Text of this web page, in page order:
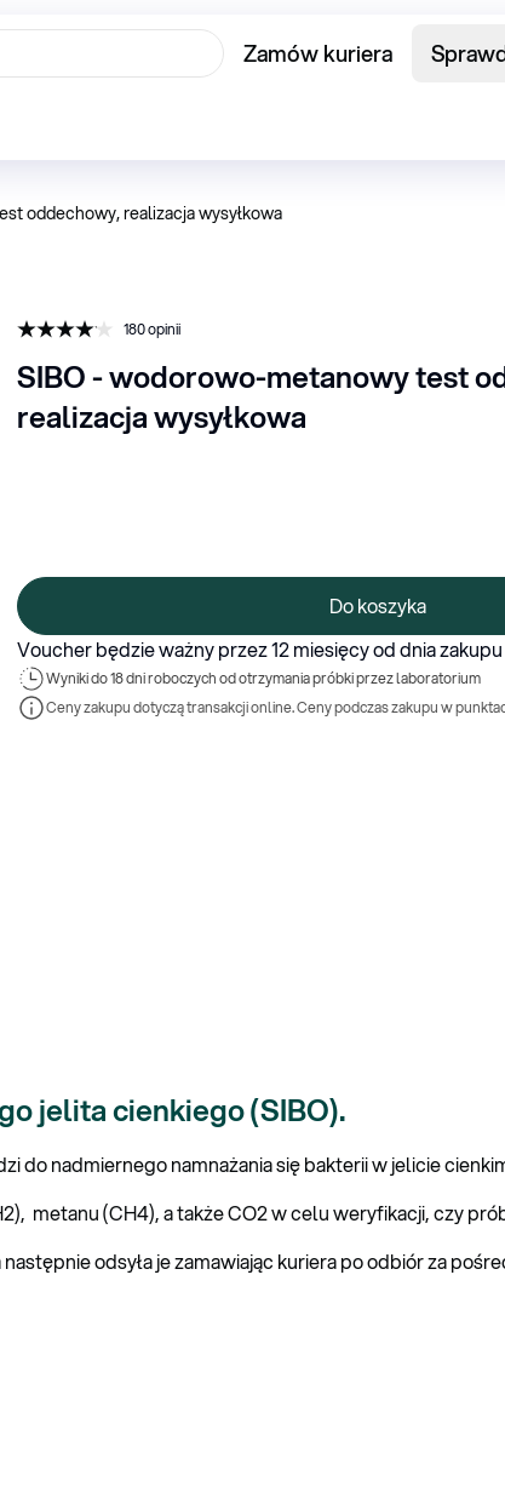
Zamów kuriera
oddechowy, realizacja wysyłkowa
180opinii
SIBO - wodorowo-metanowy test
realizacja wysyłkowa
Do koszyka
Voucher będzie ważny przez 12 miesięcy od dnia zakupu
Wyniki do 18 dni roboczych od otrzymania próbki przez laboratorium
Ceny zakupu dotyczą transakcji online. Ceny podczas zakupu w
jelita cienkiego (SIBO).
do nadmiernego namnażania się bakterii w jelicie
(CH4), a także CO2 w celu weryfikacji, czy
odsyła je zamawiając kuriera po odbiór za